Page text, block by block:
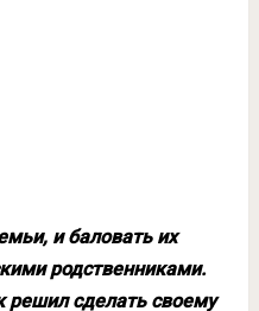
и баловать их
родственниками.
решил сделать своему